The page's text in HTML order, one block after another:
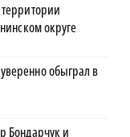
округе
обыграл в
Бондарчук и